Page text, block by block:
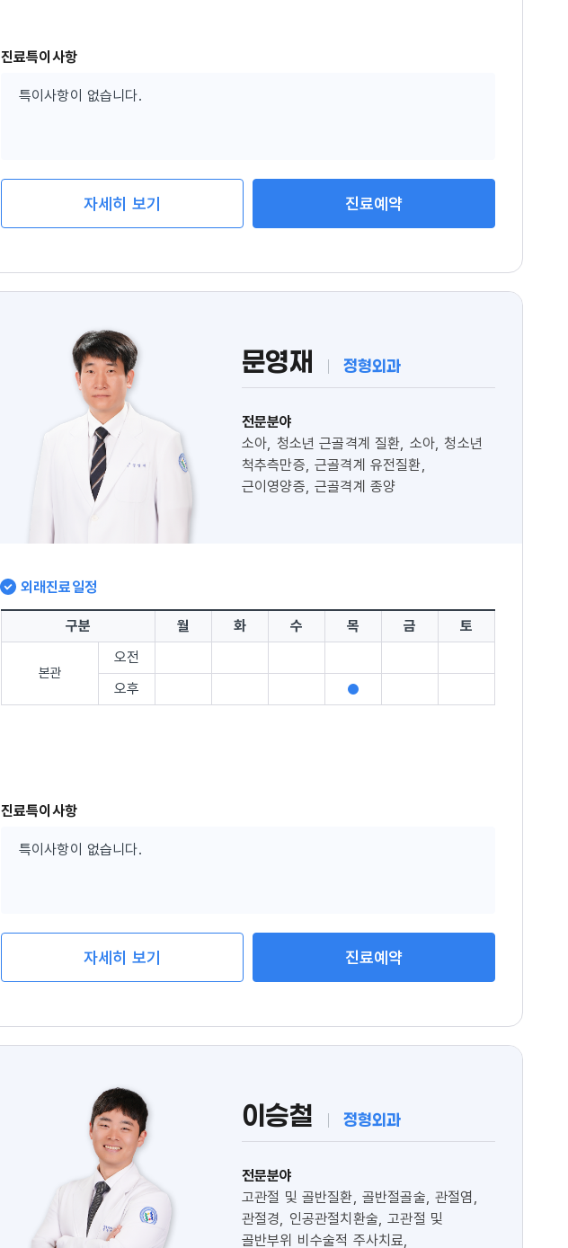
진료특이사항
특이사항이 없습니다.
자세히 보기 진료예약
문영재 정형외과
전문분야
소아, 청소년 근골격계 질환, 소아, 청소년
척추측만증, 근골격계 유전질환,
근이영양증, 근골격계 종양
외래진료일정
구분 월 화 수 목 금 토
본관
오전
오후
진
진료특이사항
특이사항이 없습니다.
자세히 보기 진료예약
이승철 정형외과
전문분야
고관절 및 골반질환, 골반절골술, 관절염,
관절경, 인공관절치환술, 고관절 및
골반부위 비수술적 주사치료,